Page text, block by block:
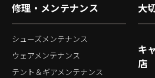
修理・メンテナンス
シューズメンテナンス
ウェアメンテナンス
テント＆ギアメンテナンス
大
キ
店